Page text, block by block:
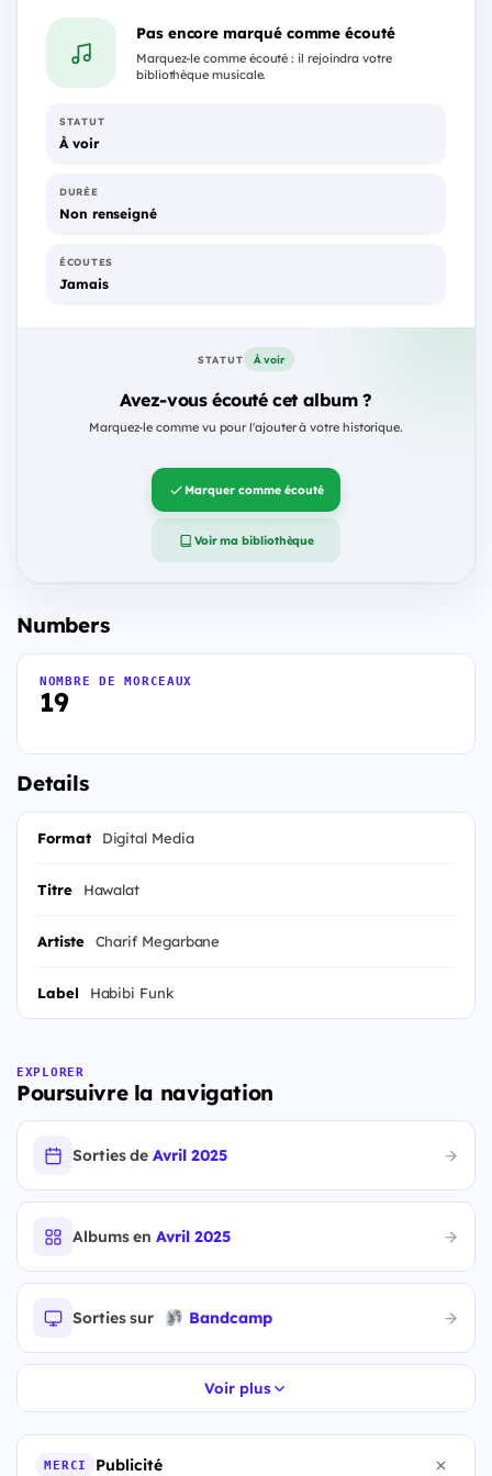
Pas encore marqué comme écouté
Marquez-le comme écouté : il rejoindra votre
bibliothèque musicale.
STATUT
À voir
DURÉE
Non renseigné
ÉCOUTES
Jamais
STATUT À voir
Avez-vous écouté cet album ?
Marquez-le comme vu pour l'ajouter à votre historique.
Marquer comme écouté
Voir ma bibliothèque
Numbers
19
NOMBRE DE MORCEAUX
Details
Format Digital Media
Titre Hawalat
Artiste Charif Megarbane
Label Habibi Funk
EXPLORER
Poursuivre la navigation
Sorties deAvril 2025
Albums enAvril 2025
Sorties sur Bandcamp
Voir plus
MERCI Publicité